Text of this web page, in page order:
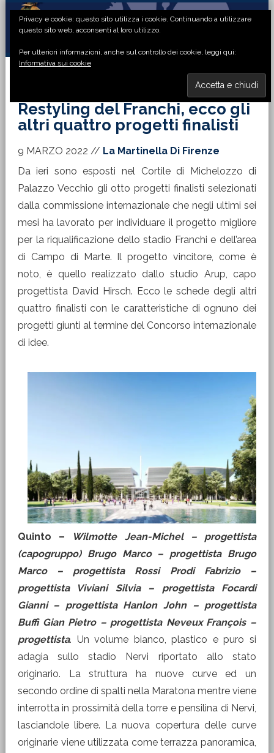
Passa
primaria
Passa
principale
Passa
laterale
Passa
di
Restyling del Franchi, ecco gli
altri quattro progetti finalisti
9 MARZO 2022 // La Martinella Di Firenze
Da ieri sono esposti nel Cortile di Michelozzo di
Palazzo Vecchio gli otto progetti finalisti selezionati
dalla commissione internazionale che negli ultimi sei
mesi ha lavorato per individuare il progetto migliore
per la riqualificazione dello stadio Franchi e dell’area
di Campo di Marte. Il progetto vincitore, come è
noto, è quello realizzato dallo studio Arup, capo
progettista David Hirsch. Ecco le schede degli altri
quattro finalisti con le caratteristiche di ognuno dei
progetti giunti al termine del Concorso internazionale
di idee.
Quinto –
Wilmotte Jean-Michel – progettista
(capogruppo) Brugo Marco – progettista Brugo
Marco – progettista Rossi Prodi Fabrizio –
progettista Viviani Silvia – progettista Focardi
Gianni – progettista Hanlon John – progettista
Buffi Gian Pietro – progettista Neveux François –
progettista. Un volume bianco, plastico e puro si
adagia sullo stadio Nervi riportato allo stato
originario. La struttura ha nuove curve ed un
secondo ordine di spalti nella Maratona mentre viene
interrotta in prossimità della torre e pensilina di Nervi,
lasciandole libere. La nuova copertura delle curve
originarie viene utilizzata come terrazza panoramica,
Privacy e cookie: questo sito utilizza i cookie. Continuando a utilizzare
questo sito web, acconsenti al loro utilizzo.
Per ulteriori informazioni, anche sul controllo dei cookie, leggi qui:
Informativa sui cookie